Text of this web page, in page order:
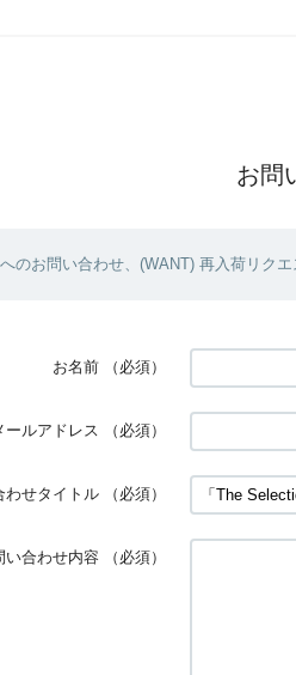
お問
のお問い合わせ、(WANT) 再入荷リク
お名前 （必須）
ールアドレス （必須）
わせタイトル （必須）
い合わせ内容 （必須）